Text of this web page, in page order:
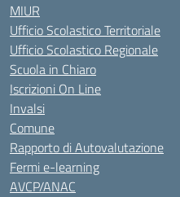
MIUR
Ufficio Scolastico Territoriale
Ufficio Scolastico Regionale
Scuola in Chiaro
Iscrizioni On Line
Invalsi
Comune
Rapporto di Autovalutazione
Fermi e-learning
AVCP/ANAC